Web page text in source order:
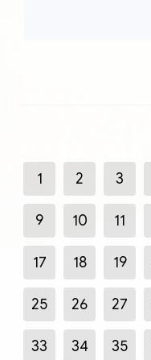
1 2 3
9 10 11
17 18 19
25 26 27
33 34 35